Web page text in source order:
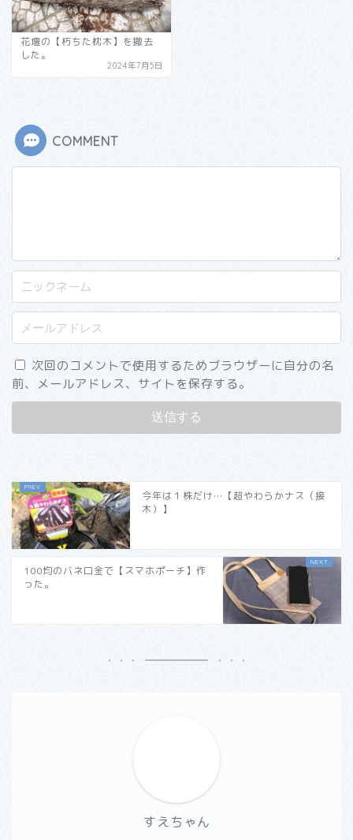
花壇の【朽ちた枕木】を撤去
した。
2024年7月5日
COMMENT
次回のコメントで使用するためブラウザーに自分の名
前、メールアドレス、サイトを保存する。
今年は１株だけ…【超やわらかナス（接
木）】
100均のバネ口金で【スマホポーチ】作
った。
すえちゃん